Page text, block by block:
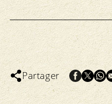
Partager